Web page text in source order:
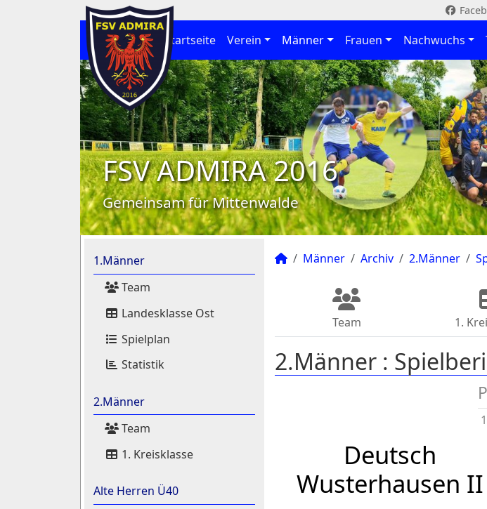
Startseite Verein Männer Frauen Nachwuchs
FSV ADMIRA 2016
Gemeinsam für Mittenwalde
1.Männer
Team
Landesklasse Ost
Spielplan
Statistik
2.Männer
Team
1. Kreisklasse
Alte Herren Ü40
Männer Archiv 2.Männer
Team 1.
2.Männer :
Deutsch
Wusterhausen II